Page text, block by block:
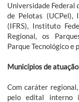
Universidade Federal
de Pelotas (UCPel),
(IFRS), Instituto
Regional, os
Parque Tecnológico e
Municípios de atuação
Com caráter
pelo edital interno